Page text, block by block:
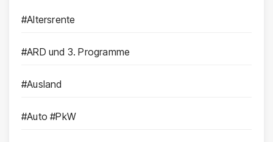
#Altersrente
#ARD und 3. Programme
#Ausland
#Auto #PkW